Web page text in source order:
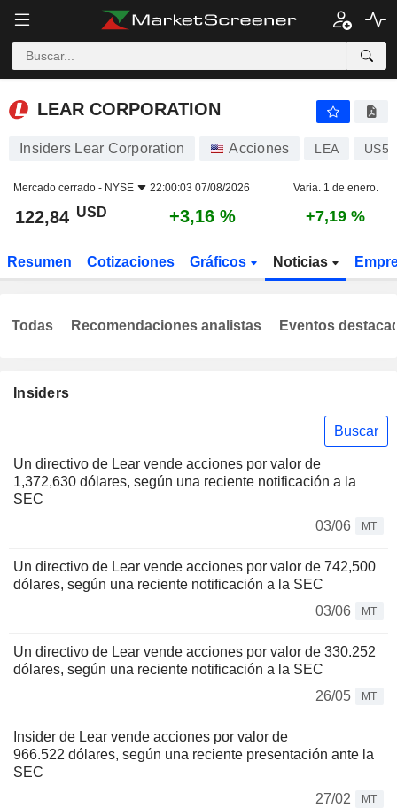
LEAR CORPORATION
LEAR CORPORATION
Insiders Lear Corporation Acciones LEA
Mercado cerrado - NYSE 22:00:03 07/08/2026 Varia. 1 de enero.
122,84 USD +3,16 % +7,19 %
Resumen Cotizaciones Gráficos Noticias
Insiders
Buscar
Un directivo de Lear vende acciones por valor de
1,372,630 dólares, según una reciente notificación a la
SEC
03/06
MT
Un directivo de Lear vende acciones por valor de 742,500
dólares, según una reciente notificación a la SEC
03/06
MT
Un directivo de Lear vende acciones por valor de 330.252
dólares, según una reciente notificación a la SEC
26/05
MT
Insider de Lear vende acciones por valor de
966.522 dólares, según una reciente presentación ante la
SEC
27/02
MT
Todas Recomendaciones analistas Eventos